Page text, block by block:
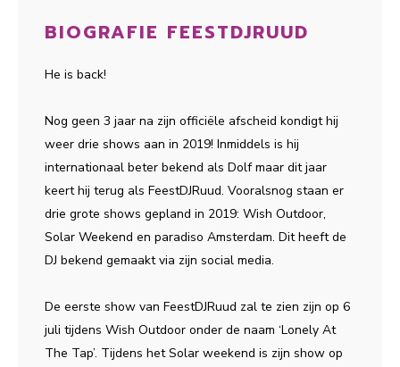
BIOGRAFIE FEESTDJRUUD
He is back!
Nog geen 3 jaar na zijn officiële afscheid kondigt hij
weer drie shows aan in 2019! Inmiddels is hij
internationaal beter bekend als Dolf maar dit jaar
keert hij terug als FeestDJRuud. Vooralsnog staan er
drie grote shows gepland in 2019: Wish Outdoor,
Solar Weekend en paradiso Amsterdam. Dit heeft de
DJ bekend gemaakt via zijn social media.
De eerste show van FeestDJRuud zal te zien zijn op 6
juli tijdens Wish Outdoor onder de naam ‘Lonely At
The Tap’. Tijdens het Solar weekend is zijn show op